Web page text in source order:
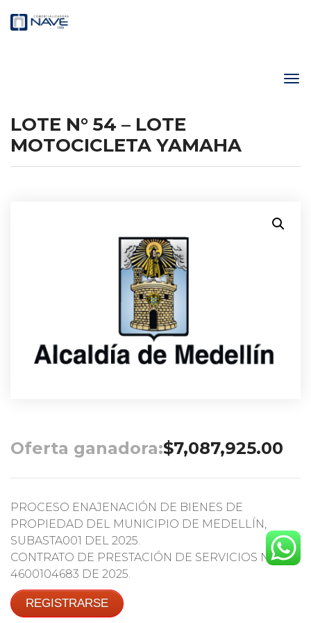
LOTE N° 54 – LOTE
MOTOCICLETA YAMAHA
Oferta ganadora:$7,087,925.00
PROCESO ENAJENACIÓN DE BIENES DE
PROPIEDAD DEL MUNICIPIO DE MEDELLÍN,
SUBASTA001 DEL 2025.
CONTRATO DE PRESTACIÓN DE SERVICIOS No.
4600104683 DE 2025.
REGISTRARSE